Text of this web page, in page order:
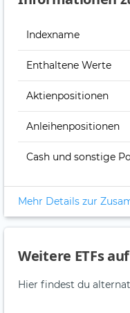
Indexname
Enthaltene Werte
Aktienpositionen
Anleihenpositionen
Cash und sonstige
Mehr Details zur
Weitere ETFs
Hier findest du